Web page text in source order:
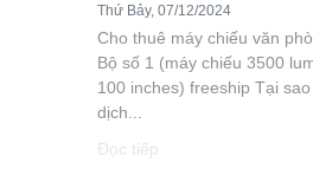
Thứ Bảy, 07/12/2024
Cho thuê máy chiếu văn
Bộ số 1 (máy chiếu 3500
100 inches) freeship Tại
dịch...
Đọc tiếp